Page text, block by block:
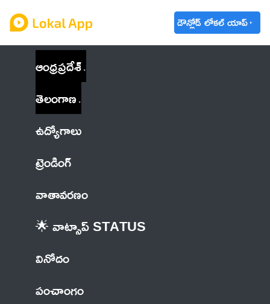
డౌన్లోడ్ లోకల్ యాప్
ఆంధ్రప్రదేశ్
తెలంగాణ
ఉద్యోగాలు
ట్రెండింగ్
వాతావరణం
🌟 వాట్సాప్ STATUS
వినోదం
పంచాంగం